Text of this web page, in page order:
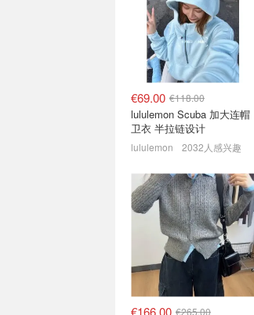
鞋€446 Prada包省¥1W+
4.8折！全是专柜款
Acne Studios惊喜价！银色
芭蕾舞鞋€280
5折起+叠8折，羊毛围巾€159
€69.00 €118.00
lululemon Scuba 加大连帽
卫衣 半拉链设计
lululemon 2032人感兴趣
€166.00 €265.00